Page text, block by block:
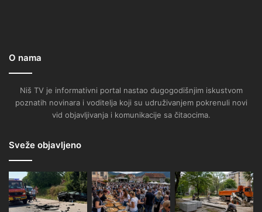
O nama
Niš TV je informativni portal nastao dugogodišnjim iskustvom
poznatih novinara i voditelja koji su udruživanjem pokrenuli novi
vid objavljivanja i komunikacije sa čitaocima.
Sveže objavljeno